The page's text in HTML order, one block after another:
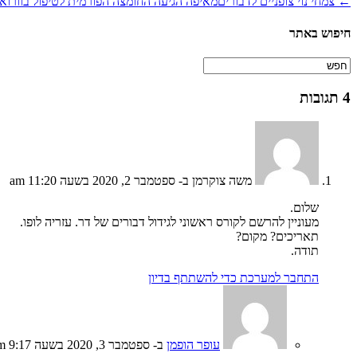
חיפוש באתר
משה צוקרמן ב- ספטמבר 2, 2020 בשעה 11:20 am
שלום.
מעוניין להרשם לקורס ראשוני לגידול דבורים של דר. עזריה לופו.
תאריכים? מקום?
תודה.
התחבר למערכת כדי להשתתף בדיון
עופר הופמן ב- ספטמבר 3, 2020 בשעה 9:17 am